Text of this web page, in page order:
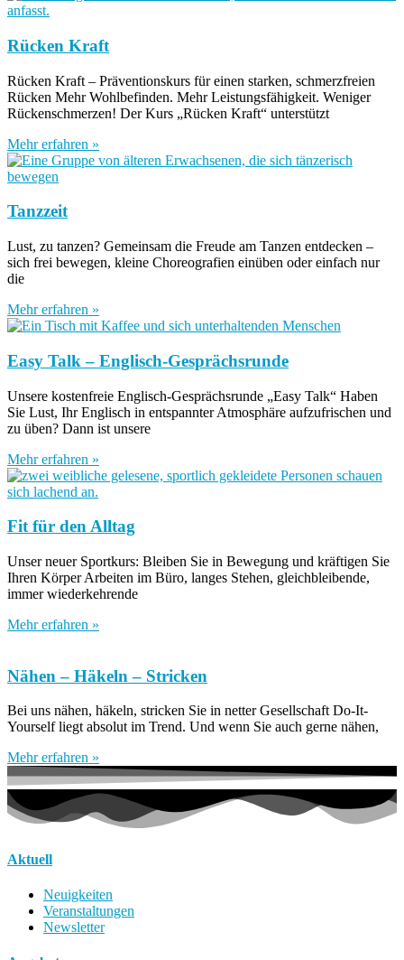
Rücken Kraft
Rücken Kraft – Präventionskurs für einen starken, schmerzfreien
Rücken Mehr Wohlbefinden. Mehr Leistungsfähigkeit. Weniger
Rückenschmerzen! Der Kurs „Rücken Kraft“ unterstützt
Mehr erfahren »
Tanzzeit
Lust, zu tanzen? Gemeinsam die Freude am Tanzen entdecken –
sich frei bewegen, kleine Choreografien einüben oder einfach nur
die
Mehr erfahren »
Easy Talk – Englisch-Gesprächsrunde
Unsere kostenfreie Englisch-Gesprächsrunde „Easy Talk“ Haben
Sie Lust, Ihr Englisch in entspannter Atmosphäre aufzufrischen und
zu üben? Dann ist unsere
Mehr erfahren »
Fit für den Alltag
Unser neuer Sportkurs: Bleiben Sie in Bewegung und kräftigen Sie
Ihren Körper Arbeiten im Büro, langes Stehen, gleichbleibende,
immer wiederkehrende
Mehr erfahren »
Nähen – Häkeln – Stricken
Bei uns nähen, häkeln, stricken Sie in netter Gesellschaft Do-It-
Yourself liegt absolut im Trend. Und wenn Sie auch gerne nähen,
Mehr erfahren »
Aktuell
Neuigkeiten
Veranstaltungen
Newsletter